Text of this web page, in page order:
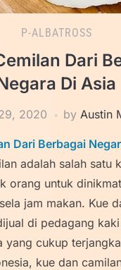
P-ALBATROSS
Dari
Di Asia
2020 by Austin
Dari Berbagai
adalah salah satu
orang untuk
jam makan. Kue
di pedagang
yang cukup
kue dan